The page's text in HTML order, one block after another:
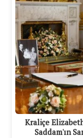
Kraliçe
Saddam'ın